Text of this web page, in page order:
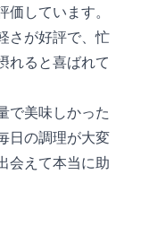
しています。
さが好評で、忙
れると喜ばれて
で美味しかった
日の調理が大変
会えて本当に助